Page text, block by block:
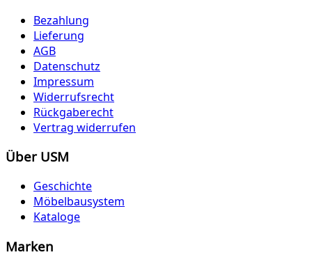
Bezahlung
Lieferung
AGB
Datenschutz
Impressum
Widerrufsrecht
Rückgaberecht
Vertrag widerrufen
Über USM
Geschichte
Möbelbausystem
Kataloge
Marken